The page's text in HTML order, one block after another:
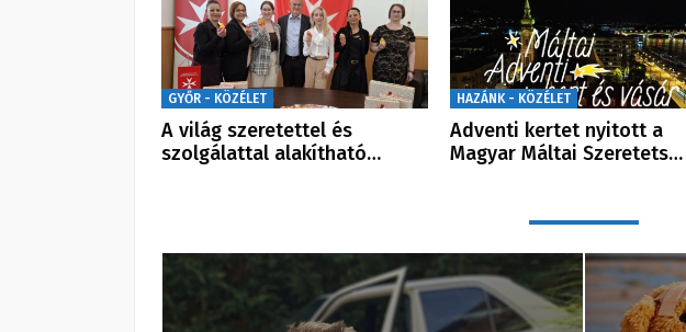
GYŐR - KÖZÉLET
A világ szeretettel és
szolgálattal alakítható…
HAZÁNK - KÖZÉLET
Adventi kertet nyitott a
Magyar Máltai Szeretets…